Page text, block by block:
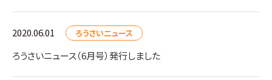
2020.06.01 ろうさいニュース
ろうさいニュース（6月号）発行しました